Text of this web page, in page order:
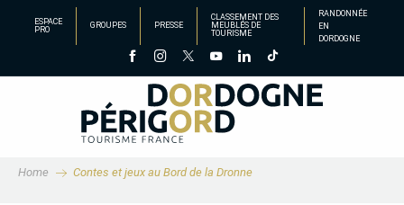
principal
ESPACE
PRO
GROUPES PRESSE
CLASSEMENT DES
MEUBLÉS DE
TOURISME
RANDONNÉE
EN
DORDOGNE
Home Contes et jeux au Bord de la Dronne